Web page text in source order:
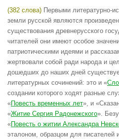
(382 слова) Первыми литературно-
земли русской являются
существования древнерусского
читателей они имеют особое
патриотическими идеями и
жертвовали собой ради народа и
дошедших до наших дней
литературных сочинений: это и «
создании которого ходят разные
«Повесть временных лет», и
«Житие Сергия Радонежского».
«Повесть о житии Александра
эталоном, образцом для писателей